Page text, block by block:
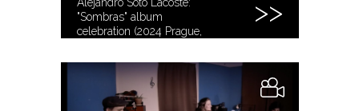
"Sombras" album
celebration (2024 Prague,